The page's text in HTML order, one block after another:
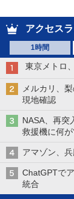
アクセス
1時間
東京メトロ
メルカリ、
現地確認
NASA、再突
救援機に何
アマゾン、
ChatGPTで
統合